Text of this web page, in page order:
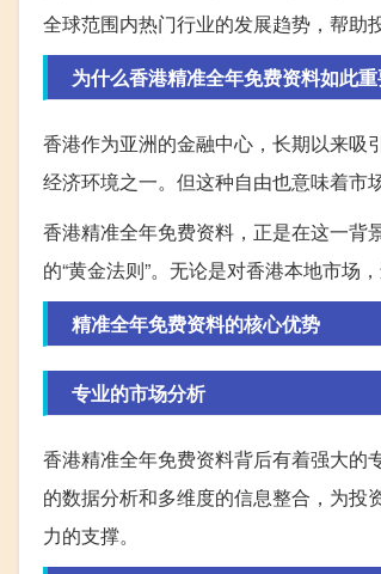
全球范围内热门行业的发展趋势，帮助
为什么香港精准全年免费资料如此重
香港作为亚洲的金融中心，长期以来吸
经济环境之一。但这种自由也意味着市
香港精准全年免费资料，正是在这一背
的“黄金法则”。无论是对香港本地市场
精准全年免费资料的核心优势
专业的市场分析
香港精准全年免费资料背后有着强大的
的数据分析和多维度的信息整合，为
力的支撑。